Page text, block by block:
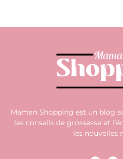
Maman Shopping est un blog
les conseils de grossesse et
les nouvelles